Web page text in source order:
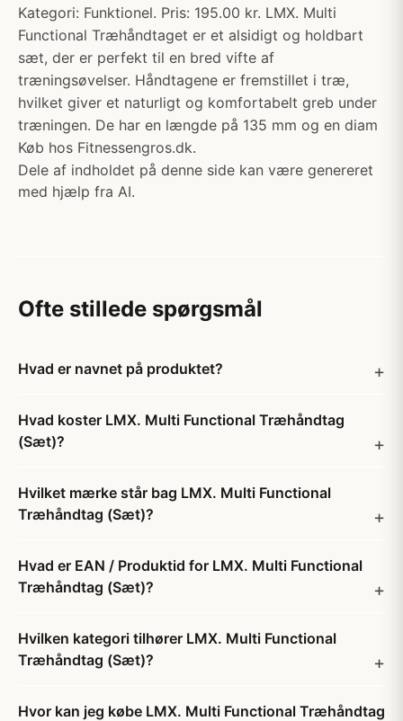
Kategori: Funktionel. Pris: 195.00 kr. LMX. Multi
Functional Træhåndtaget er et alsidigt og holdbart
sæt, der er perfekt til en bred vifte af
træningsøvelser. Håndtagene er fremstillet i træ,
hvilket giver et naturligt og komfortabelt greb under
træningen. De har en længde på 135 mm og en diam
Køb hos Fitnessengros.dk.
Dele af indholdet på denne side kan være genereret
med hjælp fra AI.
Ofte stillede spørgsmål
Hvad er navnet på produktet?
Hvad koster LMX. Multi Functional Træhåndtag
(Sæt)?
Hvilket mærke står bag LMX. Multi Functional
Træhåndtag (Sæt)?
Hvad er EAN / Produktid for LMX. Multi Functional
Træhåndtag (Sæt)?
Hvilken kategori tilhører LMX. Multi Functional
Træhåndtag (Sæt)?
Hvor kan jeg købe LMX. Multi Functional Træhåndtag